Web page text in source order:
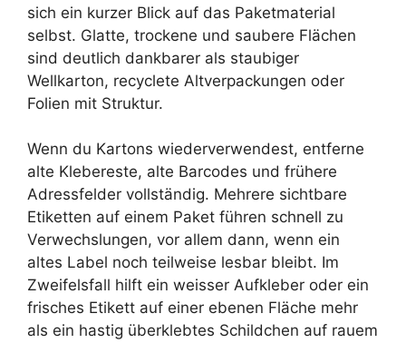
sich ein kurzer Blick auf das Paketmaterial
selbst. Glatte, trockene und saubere Flächen
sind deutlich dankbarer als staubiger
Wellkarton, recyclete Altverpackungen oder
Folien mit Struktur.
Wenn du Kartons wiederverwendest, entferne
alte Klebereste, alte Barcodes und frühere
Adressfelder vollständig. Mehrere sichtbare
Etiketten auf einem Paket führen schnell zu
Verwechslungen, vor allem dann, wenn ein
altes Label noch teilweise lesbar bleibt. Im
Zweifelsfall hilft ein weisser Aufkleber oder ein
frisches Etikett auf einer ebenen Fläche mehr
als ein hastig überklebtes Schildchen auf rauem